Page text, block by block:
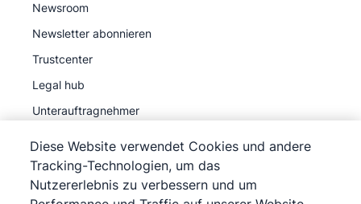
Newsroom
Newsletter abonnieren
Trustcenter
Legal hub
Unterauftragnehmer
Diese Website verwendet Cookies und andere
Tracking-Technologien, um das
Nutzererlebnis zu verbessern und um